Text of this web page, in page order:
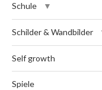
Schule
Schilder & Wandbilder
Self growth
Spiele